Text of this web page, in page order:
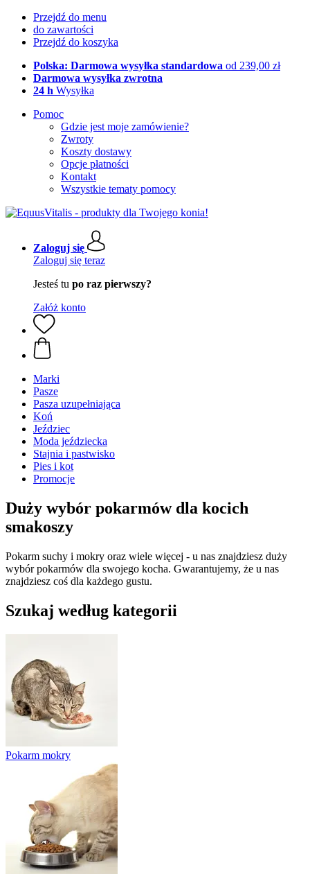
Przejdź do menu
do zawartości
Przejdź do koszyka
Polska: Darmowa wysyłka standardowa od 239,00 zł
Darmowa wysyłka zwrotna
24 h Wysyłka
Pomoc
Gdzie jest moje zamówienie?
Zwroty
Koszty dostawy
Opcje płatności
Kontakt
Wszystkie tematy pomocy
Zaloguj się
Zaloguj się teraz
Jesteś tu po raz pierwszy?
Załóż konto
Marki
Pasze
Pasza uzupełniająca
Koń
Jeździec
Moda jeździecka
Stajnia i pastwisko
Pies i kot
Promocje
Duży wybór pokarmów dla kocich
smakoszy
Pokarm suchy i mokry oraz wiele więcej - u nas znajdziesz duży
wybór pokarmów dla swojego kocha. Gwarantujemy, że u nas
znajdziesz coś dla każdego gustu.
Szukaj według kategorii
Pokarm mokry